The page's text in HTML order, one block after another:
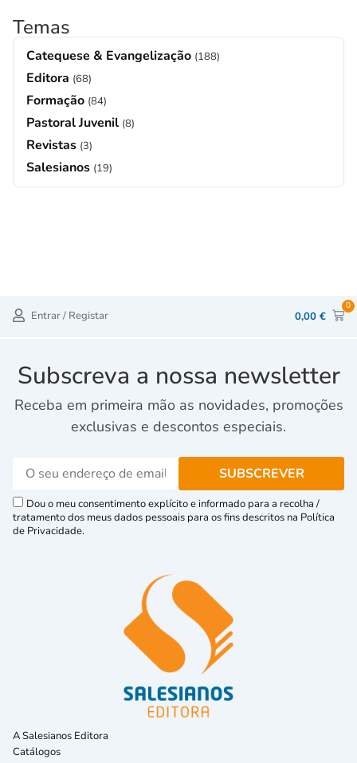
Temas
Catequese & Evangelização (188)
Editora (68)
Formação (84)
Pastoral Juvenil (8)
Revistas (3)
Salesianos (19)
Entrar / Registar 0,00 €
0
Subscreva a nossa newsletter
Receba em primeira mão as novidades, promoções
exclusivas e descontos especiais.
Dou o meu consentimento explícito e informado para a recolha /
tratamento dos meus dados pessoais para os fins descritos na Política
de Privacidade.
A Salesianos Editora
Catálogos